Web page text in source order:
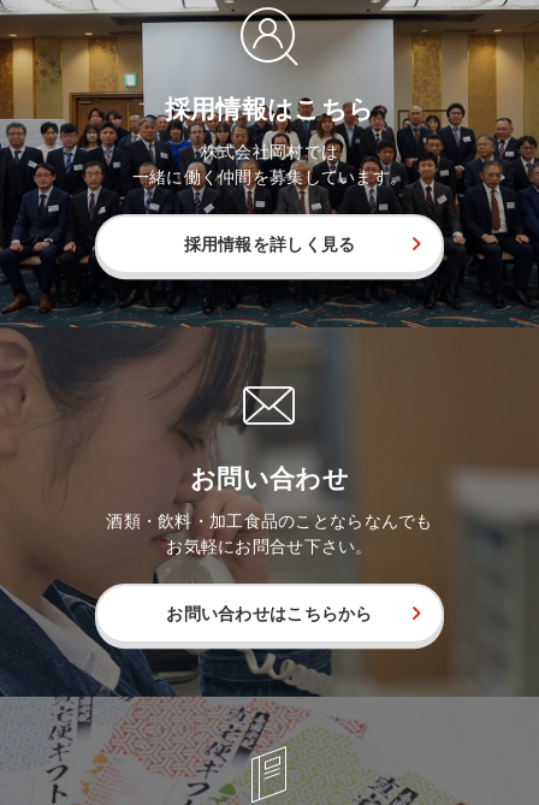
採用情報はこちら
株式会社岡村では
一緒に働く仲間を募集しています。
採用情報を詳しく見る
お問い合わせ
酒類・飲料・加工食品のことならなんでも
お気軽にお問合せ下さい。
お問い合わせはこちらから